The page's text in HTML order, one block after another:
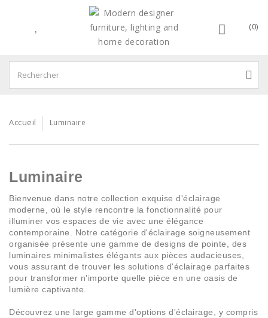
(0)
Accueil Luminaire
Luminaire
Bienvenue dans notre collection exquise d'éclairage
moderne, où le style rencontre la fonctionnalité pour
illuminer vos espaces de vie avec une élégance
contemporaine. Notre catégorie d'éclairage soigneusement
organisée présente une gamme de designs de pointe, des
luminaires minimalistes élégants aux pièces audacieuses,
vous assurant de trouver les solutions d'éclairage parfaites
pour transformer n'importe quelle pièce en une oasis de
lumière captivante.
Découvrez une large gamme d'options d'éclairage, y compris